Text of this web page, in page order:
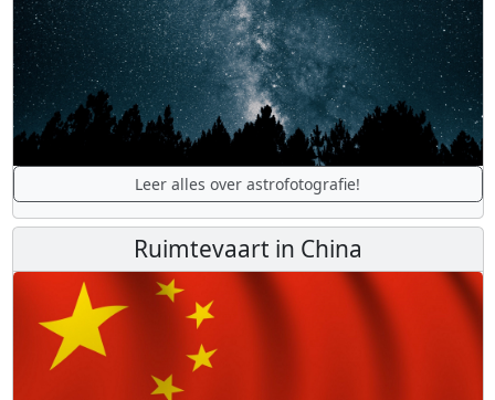
Leer alles over astrofotografie!
Ruimtevaart in China